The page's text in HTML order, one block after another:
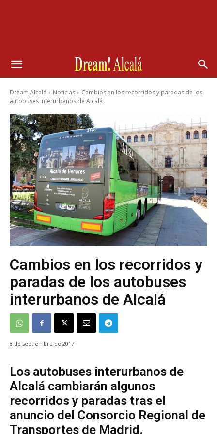
Dream Alcalá Noticias
Cambios en los recorridos y paradas de los
autobuses interurbanos de Alcalá
Cambios en los recorridos y
paradas de los autobuses
interurbanos de Alcalá
8 de septiembre de 2017
Los autobuses interurbanos de
Alcalá cambiarán algunos
recorridos y paradas tras el
anuncio del Consorcio Regional de
Transportes de Madrid.